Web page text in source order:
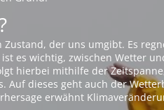
der uns umgibt. Es
es wichtig, zwischen Wetter
hierbei mithilfe der
Auf dieses geht auch der
erwähnt